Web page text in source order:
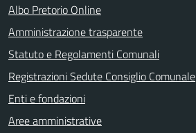
Albo Pretorio Online
Amministrazione trasparente
Statuto e Regolamenti Comunali
Registrazioni Sedute Consiglio Comunale
Enti e fondazioni
Aree amministrative